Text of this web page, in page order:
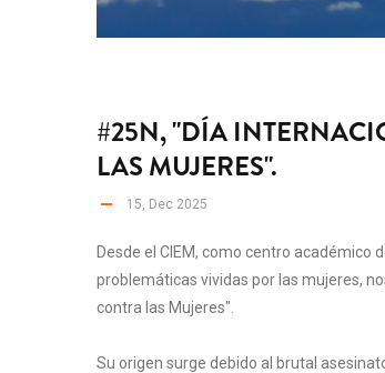
#25N, "DÍA
LAS MUJERES".
15, Dec 2025
Desde el CIEM, como centro académico
problemáticas vividas por las mujeres,
contra las Mujeres".
Su origen surge debido al brutal